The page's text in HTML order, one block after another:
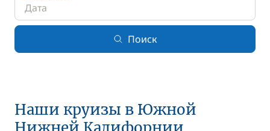
Поиск
Наши круизы в Южной